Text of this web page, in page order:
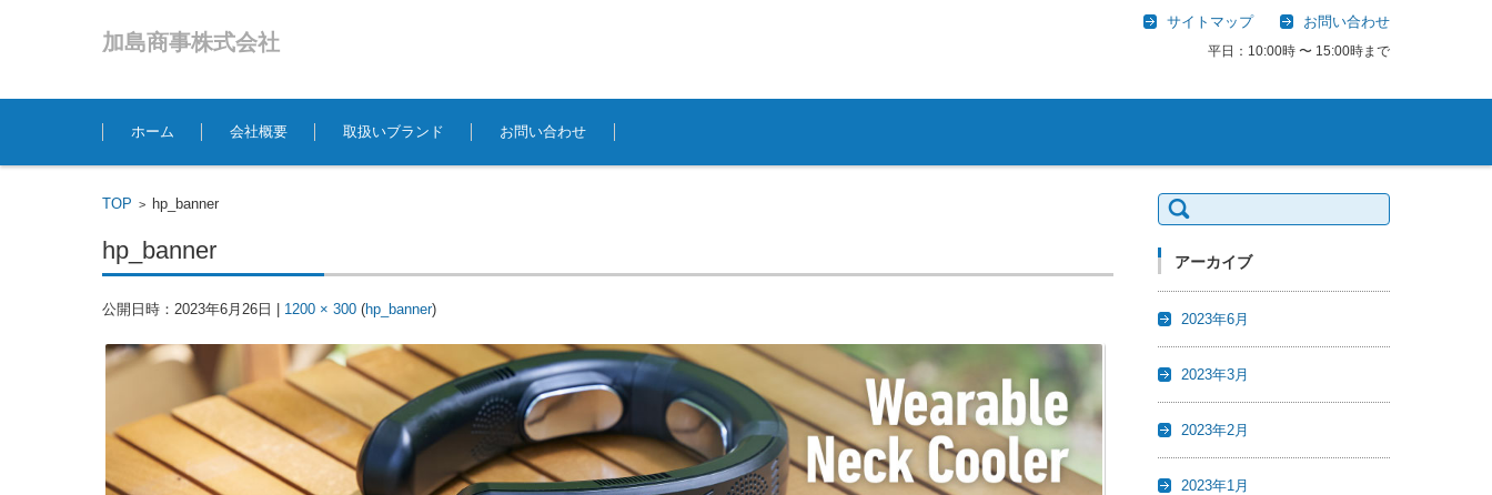
加島商事株式会社
サイトマップ お問い合わせ
平日：10:00時 〜 15:00時まで
コンテンツに移動
ホーム
会社概要 取扱いブランド お問い合わせ
TOP > hp_banner
hp_banner
公開日時： 2023年6月26日 1200 × 300 (hp_banner)
検
索:
アーカイブ
2023年6月
2023年3月
2023年2月
2023年1月